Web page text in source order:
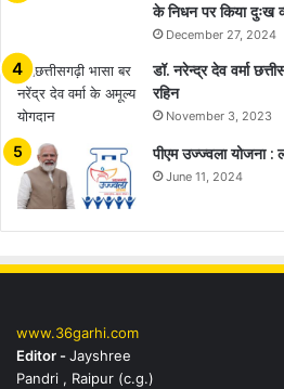
के निधन पर किया दुःख
December 27, 2024
डॉ. नरेन्द्र देव वर्मा
रहिन
November 3, 2023
पीएम उज्ज्वला योजना :
June 11, 2024
www.36garhi.com
Editor -Jayshree
Pandri , Raipur (c.g.)